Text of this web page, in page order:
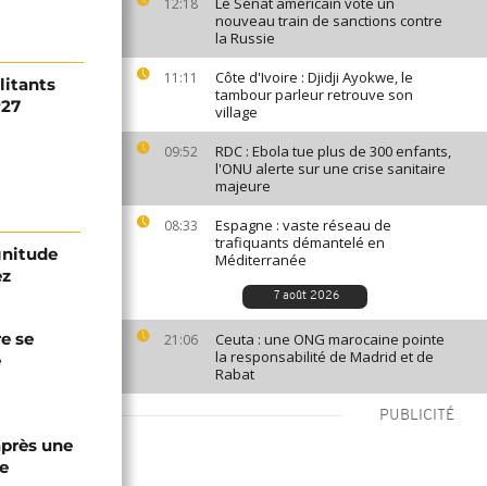
12:18
nouveau train de sanctions contre
la Russie
11:11
Côte d'Ivoire : Djidji Ayokwe, le
tambour parleur retrouve son
village
09:52
RDC : Ebola tue plus de 300 enfants,
l'ONU alerte sur une crise sanitaire
majeure
08:33
Espagne : vaste réseau de
trafiquants démantelé en
Méditerranée
7 août 2026
21:06
Ceuta : une ONG marocaine pointe
la responsabilité de Madrid et de
Rabat
PUBLICITÉ
se
une